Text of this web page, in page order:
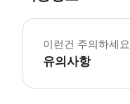
이런건 주의하세요
유의사항